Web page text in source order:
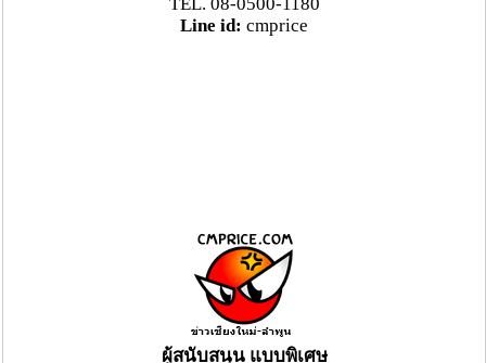
Line id: cmprice
ผู้สนับสนุน แบบพิเศษ